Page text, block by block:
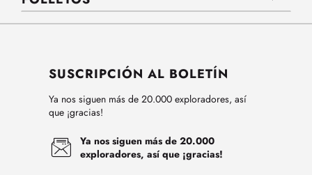
SUSCRIPCIÓN AL BOLETÍN
Ya nos siguen más de 20.000 exploradores, así
que ¡gracias!
Ya nos siguen más de 20.000
exploradores, así que ¡gracias!